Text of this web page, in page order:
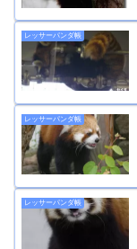
レッサーパンダ帳
レッサーパンダ帳
レッサーパンダ帳